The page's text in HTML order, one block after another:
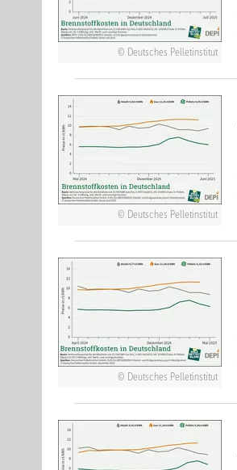
Deutsches Pelletinstitut
Deutsches Pelletinstitut
Deutsches Pelletinstitut